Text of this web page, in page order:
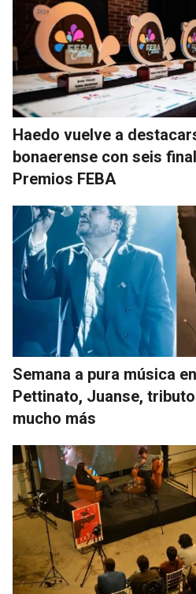
Haedo vuelve a
bonaerense con seis
Premios FEBA
Semana a pura música
Pettinato, Juanse,
mucho más